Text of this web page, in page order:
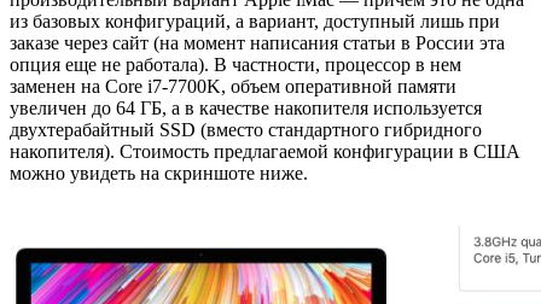
из базовых конфигураций, а вариант, доступный лишь при
заказе через сайт (на момент написания статьи в России эта
опция еще не работала). В частности, процессор в нем
заменен на Core i7-7700K, объем оперативной памяти
увеличен до 64 ГБ, а в качестве накопителя используется
двухтерабайтный SSD (вместо стандартного гибридного
накопителя). Стоимость предлагаемой конфигурации в США
можно увидеть на скриншоте ниже.